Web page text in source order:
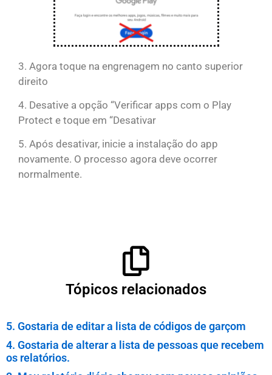
3. Agora toque na engrenagem no canto superior
direito
4. Desative a opção “Verificar apps com o Play
Protect e toque em “Desativar
5. Após desativar, inicie a instalação do app
novamente. O processo agora deve ocorrer
normalmente.
Tópicos relacionados
5. Gostaria de editar a lista de códigos de garçom
4. Gostaria de alterar a lista de pessoas que recebem
os relatórios.